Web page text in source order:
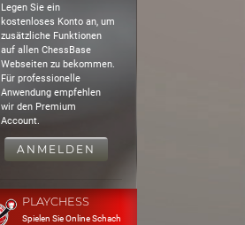
Legen Sie ein
kostenloses Konto an, um
zusätzliche Funktionen
auf allen ChessBase
Webseiten zu bekommen.
Für professionelle
Anwendung empfehlen
wir den Premium
Account.
ANMELDEN
PLAYCHESS
Spielen Sie Online Schach